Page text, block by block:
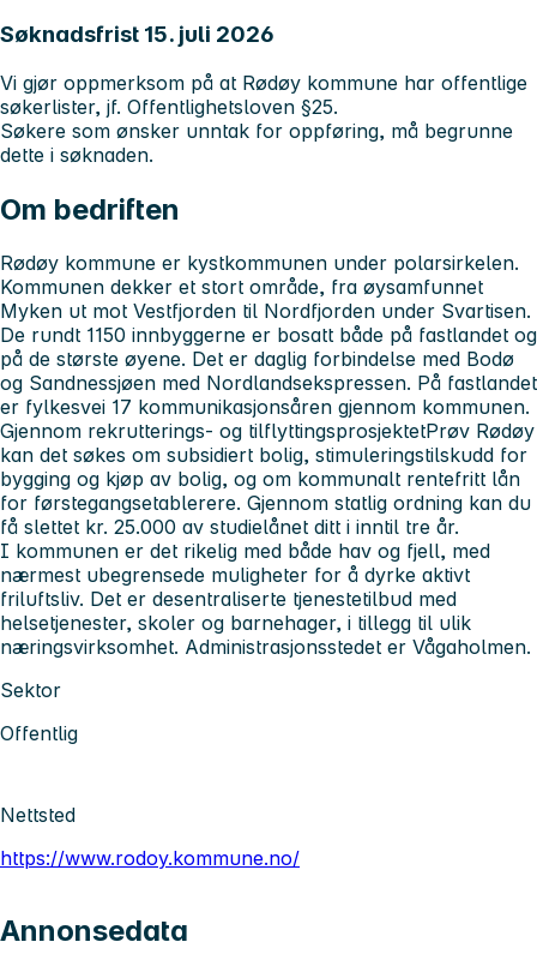
Søknadsfrist 15. juli 2026
Vi gjør oppmerksom på at Rødøy kommune har offentlige
søkerlister, jf. Offentlighetsloven §25.
Søkere som ønsker unntak for oppføring, må begrunne
dette i søknaden.
Om bedriften
Rødøy kommune er kystkommunen under polarsirkelen.
Kommunen dekker et stort område, fra øysamfunnet
Myken ut mot Vestfjorden til Nordfjorden under Svartisen.
De rundt 1150 innbyggerne er bosatt både på fastlandet og
på de største øyene. Det er daglig forbindelse med Bodø
og Sandnessjøen med Nordlandsekspressen. På fastlandet
er fylkesvei 17 kommunikasjonsåren gjennom kommunen.
Gjennom rekrutterings- og tilflyttingsprosjektetPrøv Rødøy
kan det søkes om subsidiert bolig, stimuleringstilskudd for
bygging og kjøp av bolig, og om kommunalt rentefritt lån
for førstegangsetablerere. Gjennom statlig ordning kan du
få slettet kr. 25.000 av studielånet ditt i inntil tre år.
I kommunen er det rikelig med både hav og fjell, med
nærmest ubegrensede muligheter for å dyrke aktivt
friluftsliv. Det er desentraliserte tjenestetilbud med
helsetjenester, skoler og barnehager, i tillegg til ulik
næringsvirksomhet. Administrasjonsstedet er Vågaholmen.
Sektor
Offentlig
Nettsted
https://www.rodoy.kommune.no/
Annonsedata